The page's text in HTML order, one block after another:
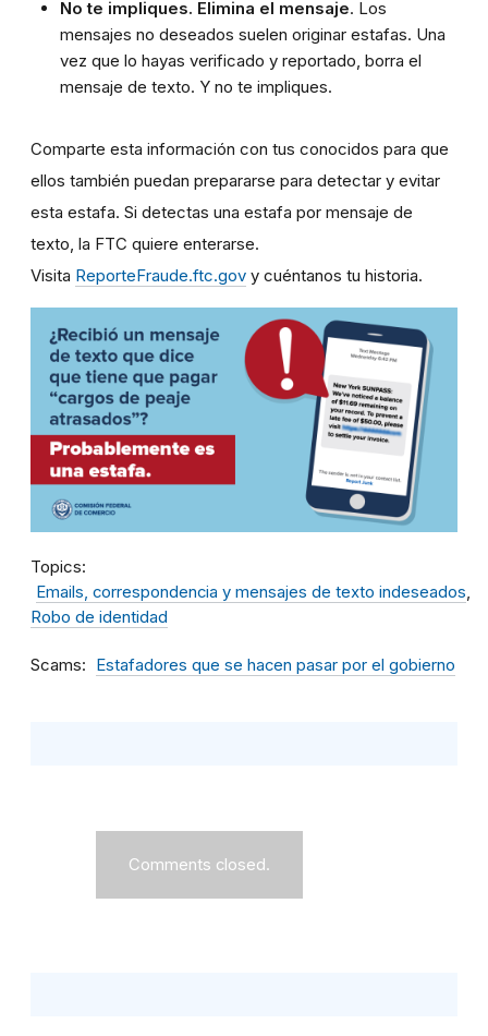
No te impliques. Elimina el mensaje. Los
mensajes no deseados suelen originar estafas. Una
vez que lo hayas verificado y reportado, borra el
mensaje de texto. Y no te impliques.
Comparte esta información con tus conocidos para que
ellos también puedan prepararse para detectar y evitar
esta estafa. Si detectas una estafa por mensaje de
texto, la FTC quiere enterarse.
Visita ReporteFraude.ftc.gov y cuéntanos tu historia.
Topics
Emails, correspondencia y mensajes de texto indeseados
Robo de identidad
Scams Estafadores que se hacen pasar por el gobierno
Comments closed.